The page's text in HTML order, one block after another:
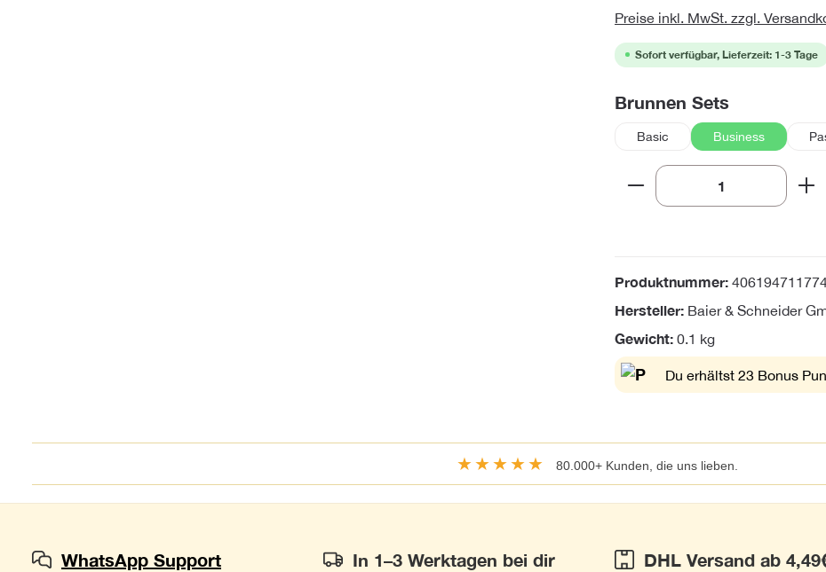
Preise inkl. MwSt. zzgl.
Sofort verfügbar, Lieferzeit: 1-3 Tage
Brunnen Setsauswählen
Basic Business
Produkt Anzahl: Gib
Produktnummer:
Hersteller: Baier & Schneider
Gewicht: 0.1 kg
Du erhältst 23 Bonus
★★★★★ 80.000+ Kunden, die uns lieben.
WhatsApp Support In 1–3 Werktagen bei dir DHL Versand ab